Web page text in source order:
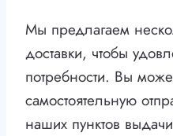
Мы предлагаем
доставки, чтобы
потребности. Вы
самостоятельную
наших пунктов